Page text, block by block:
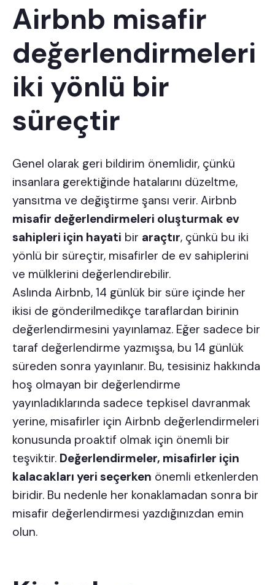
Airbnb misafir
değerlendirmeleri
iki yönlü bir
süreçtir
Genel olarak geri bildirim önemlidir, çünkü
insanlara gerektiğinde hatalarını düzeltme,
yansıtma ve değiştirme şansı verir. Airbnb
misafir değerlendirmeleri oluşturmak ev
sahipleri için hayati bir araçtır, çünkü bu iki
yönlü bir süreçtir, misafirler de ev sahiplerini
ve mülklerini değerlendirebilir.
Aslında Airbnb, 14 günlük bir süre içinde her
ikisi de gönderilmedikçe taraflardan birinin
değerlendirmesini yayınlamaz. Eğer sadece bir
taraf değerlendirme yazmışsa, bu 14 günlük
süreden sonra yayınlanır. Bu, tesisiniz hakkında
hoş olmayan bir değerlendirme
yayınladıklarında sadece tepkisel davranmak
yerine, misafirler için Airbnb değerlendirmeleri
konusunda proaktif olmak için önemli bir
teşviktir. Değerlendirmeler, misafirler için
kalacakları yeri seçerken önemli etkenlerden
biridir. Bu nedenle her konaklamadan sonra bir
misafir değerlendirmesi yazdığınızdan emin
olun.